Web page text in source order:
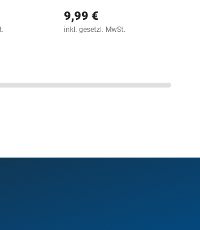
9,99 €
inkl. gesetzl. MwSt.